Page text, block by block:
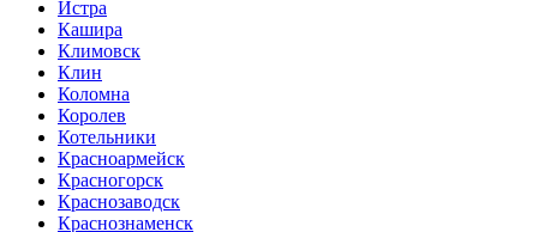
Истра
Кашира
Климовск
Клин
Коломна
Королев
Котельники
Красноармейск
Красногорск
Краснозаводск
Краснознаменск